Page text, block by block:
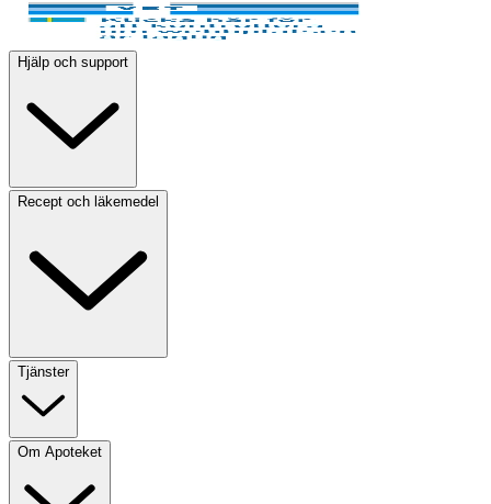
Hjälp och support
Recept och läkemedel
Tjänster
Om Apoteket